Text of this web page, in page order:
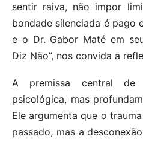
sentir raiva, não impor
bondade silenciada é pago
e o Dr. Gabor Maté em
Diz Não”, nos convida a
A premissa central
psicológica, mas
Ele argumenta que o
passado, mas a